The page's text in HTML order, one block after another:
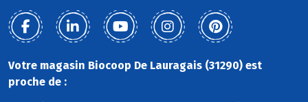
Votre magasin Biocoop De Lauragais (31290) est
proche de :